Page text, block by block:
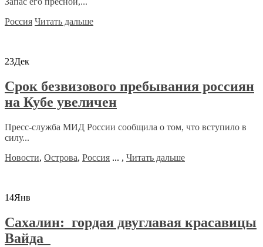
Россия Читать дальше
23Дек
Срок безвизового пребывания россиян
на Кубе увеличен
Пресс-служба МИД России сообщила о том, что вступило в
силу...
Новости, Острова, Россия ... , Читать дальше
14Янв
Сахалин: гордая двуглавая красавицы
Вайда